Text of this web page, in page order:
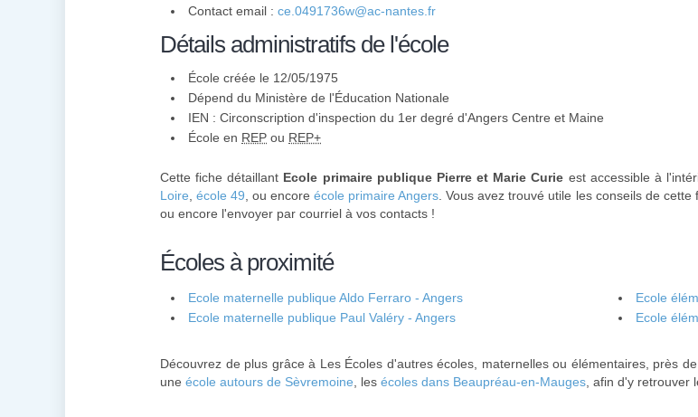
Contact email : ce.0491736w@ac-nantes.fr
Détails administratifs de l'école
École créée le 12/05/1975
Dépend du Ministère de l'Éducation Nationale
IEN : Circonscription d'inspection du 1er degré d'Angers Centre et Maine
École en REP ou REP+
Cette fiche détaillant Ecole primaire publique Pierre et Marie Curie est accessible à
Loire ,école 49 , ou encoreécole primaire Angers . Vous avez trouvé utile les conseils de
ou encore l'envoyer par courriel à vos contacts !
Écoles à proximité
Ecole maternelle publique Aldo Ferraro - Angers
Ecole
Ecole maternelle publique Paul Valéry - Angers
Ecole
Découvrez de plus grâce à Les Écoles d'autres écoles, maternelles ou élémentaires, près de
une école autours de Sèvremoine , les écoles dans Beaupréau-en-Mauges , afin d'y retrouver